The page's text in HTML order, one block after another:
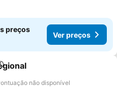
preços
Ver preços
aos favoritos
não disponível